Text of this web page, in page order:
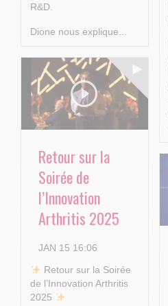
R&D.
Dione nous explique...
Retour sur la
Soirée de
l’Innovation
Arthritis 2025
JAN 15 16:06
​ Retour sur la Soirée
de l’Innovation Arthritis
2025